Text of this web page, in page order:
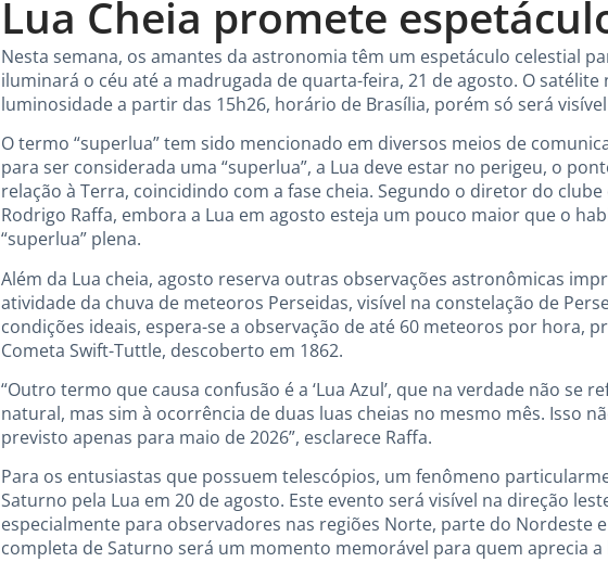
Lua Cheia promete
Nesta semana, os amantes da astronomia têm um espetáculo celestial
iluminará o céu até a madrugada de quarta-feira, 21 de agosto. O
luminosidade a partir das 15h26, horário de Brasília, porém só será
O termo “superlua” tem sido mencionado em diversos meios de
para ser considerada uma “superlua”, a Lua deve estar no perigeu, o
relação à Terra, coincidindo com a fase cheia. Segundo o diretor do
Rodrigo Raffa, embora a Lua em agosto esteja um pouco maior que o
“superlua” plena.
Além da Lua cheia, agosto reserva outras observações astronômicas
atividade da chuva de meteoros Perseidas, visível na constelação de
condições ideais, espera-se a observação de até 60 meteoros por hora,
Cometa Swift-Tuttle, descoberto em 1862.
“Outro termo que causa confusão é a ‘Lua Azul’, que na verdade não se
natural, mas sim à ocorrência de duas luas cheias no mesmo mês. Isso
previsto apenas para maio de 2026”, esclarece Raffa.
Para os entusiastas que possuem telescópios, um fenômeno
Saturno pela Lua em 20 de agosto. Este evento será visível na direção
especialmente para observadores nas regiões Norte, parte do Nordeste
completa de Saturno será um momento memorável para quem aprecia a